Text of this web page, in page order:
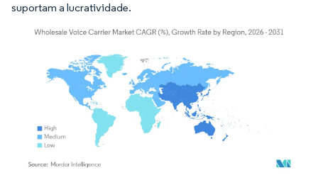
suportam a lucratividade.